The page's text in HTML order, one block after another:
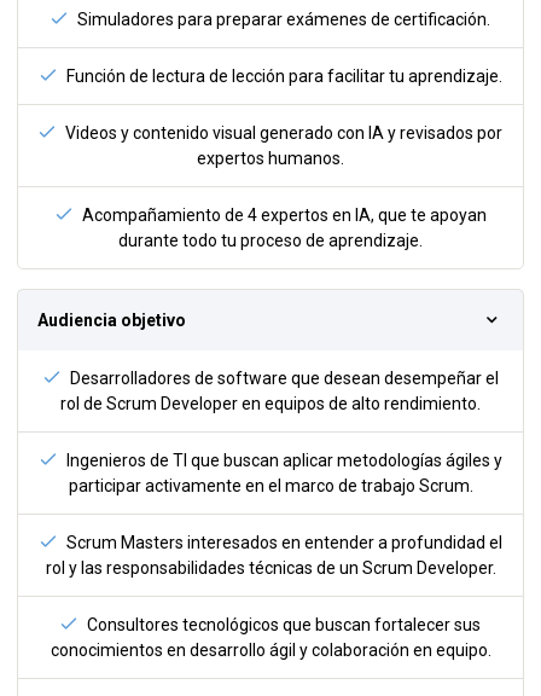
Simuladores para preparar exámenes de certificación.
Función de lectura de lección para facilitar tu aprendizaje.
Videos y contenido visual generado con IA y revisados por
expertos humanos.
Acompañamiento de 4 expertos en IA, que te apoyan
durante todo tu proceso de aprendizaje.
Audiencia objetivo
Desarrolladores de software que desean desempeñar el
rol de Scrum Developer en equipos de alto rendimiento.
Ingenieros de TI que buscan aplicar metodologías ágiles y
participar activamente en el marco de trabajo Scrum.
Scrum Masters interesados en entender a profundidad el
rol y las responsabilidades técnicas de un Scrum Developer.
Consultores tecnológicos que buscan fortalecer sus
conocimientos en desarrollo ágil y colaboración en equipo.